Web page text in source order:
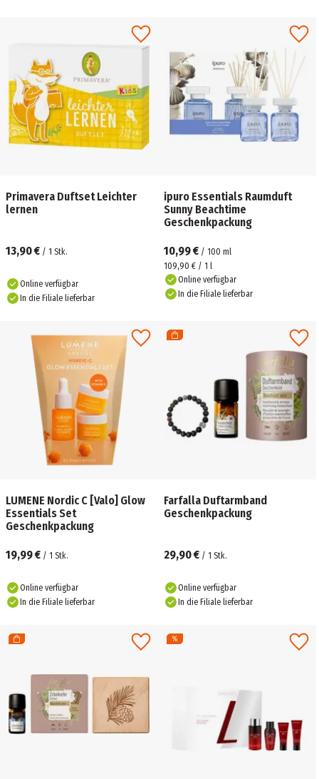
Primavera Duftset Leichter
lernen
13,90 € / 1 Stk.
Online verfügbar
In die Filiale lieferbar
ipuro Essentials Raumduft
Sunny Beachtime
Geschenkpackung
10,99 € / 100 ml
109,90 € / 1 l
Online verfügbar
In die Filiale lieferbar
LUMENE Nordic C [Valo] Glow
Essentials Set
Geschenkpackung
19,99 € / 1 Stk.
Online verfügbar
In die Filiale lieferbar
Farfalla Duftarmband
Geschenkpackung
29,90 € / 1 Stk.
Online verfügbar
In die Filiale lieferbar